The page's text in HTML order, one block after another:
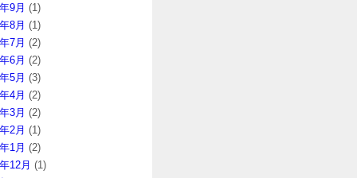
9月 (1)
8月 (1)
7月 (2)
6月 (2)
5月 (3)
4月 (2)
3月 (2)
2月 (1)
1月 (2)
12月 (1)